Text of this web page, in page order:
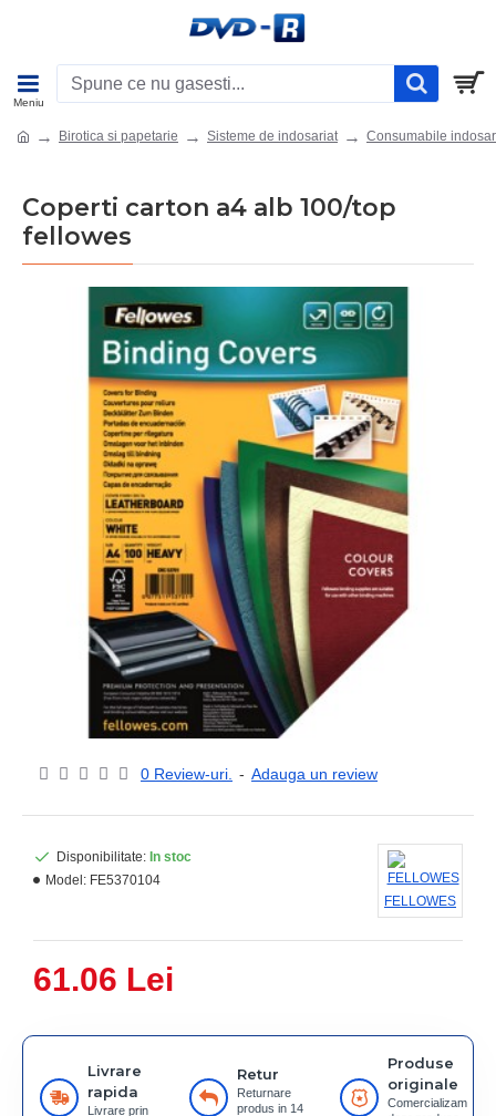
Birotica si papetarie Sisteme de indosariat Consumabile
Coperti carton a4 alb 100/top
fellowes
0 Review-uri. - Adauga un review
61.06 Lei
Disponibilitate: In stoc
Model: FE5370104
FELLOWES
Livrare
rapida
Livrare prin
Retur
Returnare
produs in 14
Produse
originale
Comercializam